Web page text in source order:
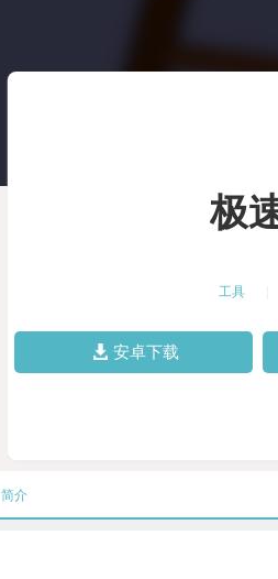
极
工具
安卓下载
简介